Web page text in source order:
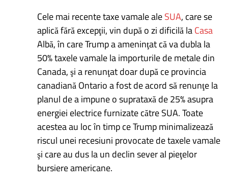
Cele mai recente taxe vamale aleSUA, care se
aplică fără excepţii, vin după o zi dificilă laCasa
Albă, în care Trump a ameninţat că va dubla la
50% taxele vamale la importurile de metale din
Canada, şi a renunţat doar după ce provincia
canadiană Ontario a fost de acord să renunţe la
planul de a impune o suprataxă de 25% asupra
energiei electrice furnizate către SUA. Toate
acestea au loc în timp ce Trump minimalizează
riscul unei recesiuni provocate de taxele vamale
şi care au dus la un declin sever al pieţelor
bursiere americane.